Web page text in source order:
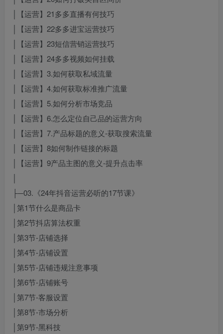
│【运营】21多多直播有何技巧
│【运营】22多多进宝运营技巧
│【运营】23短信营销运营技巧
│【运营】24多多视频如何挂载
│【运营】3.如何获取私域流量
│【运营】4.如何获取标准推广流量
│【运营】5.如何分析市场竞品
│【运营】6.怎么定位自己品的运营方向
│【运营】7.产品标题的意义-获取搜索流量
│【运营】8如何制作链接的标题
│【运营】9产品主图的意义-提升点击率
├─03.《24年抖音运营必听的17节课》
│第1节什么是商品卡
│第2节抖店算法权重
│第3节-店铺选择
│第4节-店铺设置
│第5节-店铺违规注意事项
│第6节-店铺账号
│第7节-客服设置
│第8节-市场分析
│第9节-黑科技